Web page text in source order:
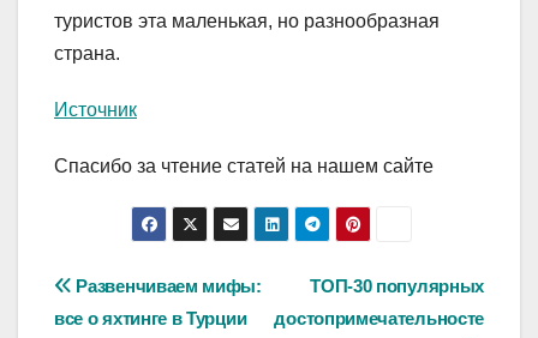
туристов эта маленькая, но разнообразная
страна.
Источник
Спасибо за чтение статей на нашем сайте
Навигация
ТОП-30 популярных
достопримечательносте
Развенчиваем мифы:
все о яхтинге в Турции